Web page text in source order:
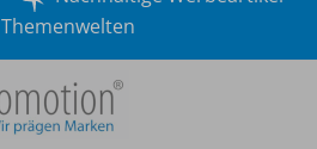
Themenwelten